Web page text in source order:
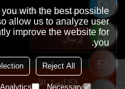
اتصل الآن
توافق على استخدام شروط الخدمة,
إرسال
with the best possible
allow us to analyze user
improve the website for
you.
Reject All
Necessary
Analytics